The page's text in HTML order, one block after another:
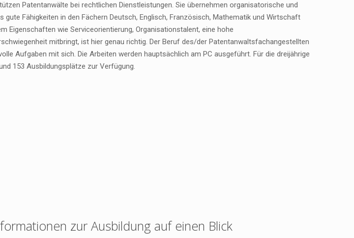
Patentanwälte bei rechtlichen Dienstleistungen. Sie übernehmen organisatorische und
gute Fähigkeiten in den Fächern Deutsch, Englisch, Französisch, Mathematik und Wirtschaft
Eigenschaften wie Serviceorientierung, Organisationstalent, eine hohe
mitbringt, ist hier genau richtig. Der Beruf des/der Patentanwaltsfachangestellten
Aufgaben mit sich. Die Arbeiten werden hauptsächlich am PC ausgeführt. Für die dreijährige
153 Ausbildungsplätze zur Verfügung.
zur Ausbildung auf einen Blick